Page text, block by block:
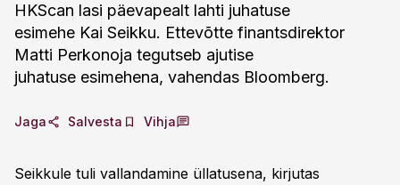
HKScan lasi päevapealt lahti juhatuse
esimehe Kai Seikku. Ettevõtte finantsdirektor
Matti Perkonoja tegutseb ajutise
juhatuse esimehena, vahendas Bloomberg.
Jaga Salvesta Vihja
Seikkule tuli vallandamine üllatusena, kirjutas